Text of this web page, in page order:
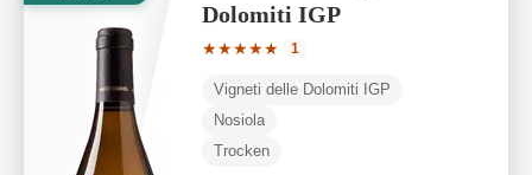
Dolomiti IGP
★★★★★
Durchschnittliche Bewertung von 5
1
Vigneti delle Dolomiti IGP
Nosiola
Trocken